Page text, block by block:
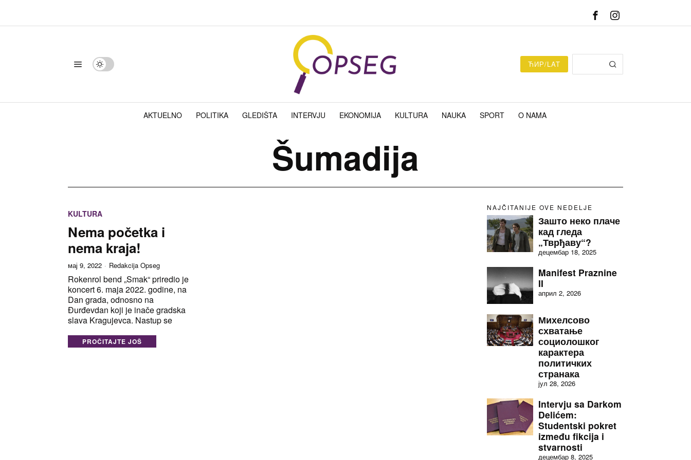
ЋИР/LAT
AKTUELNO POLITIKA GLEDIŠTA INTERVJU EKONOMIJA KULTURA NAUKA SPORT O NAMA
Šumadija
KULTURA
Nema početka i
nema kraja!
мај 9, 2022 Redakcija Opseg
Rokenrol bend „Smak“ priredio je
koncert 6. maja 2022. godine, na
Dan grada, odnosno na
Đurđevdan koji je inače gradska
slava Kragujevca. Nastup se
PROČITAJTE JOŠ
NAJČITANIJE OVE NEDELJE
Зашто неко плаче
кад гледа
„Тврђаву“?
децембар 18, 2025
Manifest Praznine
II
април 2, 2026
Михелсово
схватање
социолошког
карактера
политичких
странака
јул 28, 2026
Intervju sa Darkom
Delićem:
Studentski pokret
između fikcija i
stvarnosti
децембар 8, 2025